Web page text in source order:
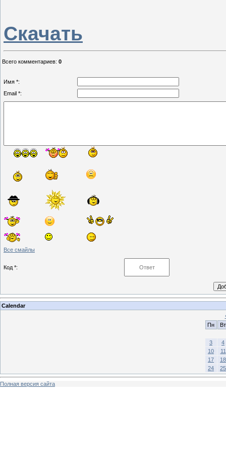
Скачать
Всего комментариев: 0
Имя *:
Email *:
Все смайлы
Код *:
Calendar
Пн
Вт
3
4
10
11
17
18
24
25
Полная версия сайта